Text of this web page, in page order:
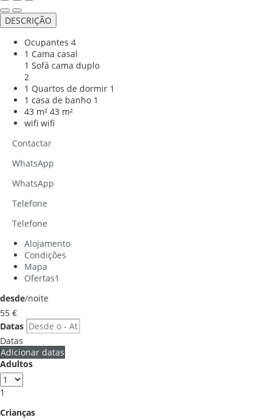
DESCRIÇÃO
Ocupantes 4
1 Cama casal
1 Sofá cama duplo
2
1 Quartos de dormir 1
1 casa de banho 1
43 m² 43 m²
wifi wifi
Contactar
WhatsApp
WhatsApp
Telefone
Telefone
Alojamento
Condições
Mapa
Ofertas1
desde/noite
55 €
Datas
Datas
Adicionar datas
Adultos
1
Crianças